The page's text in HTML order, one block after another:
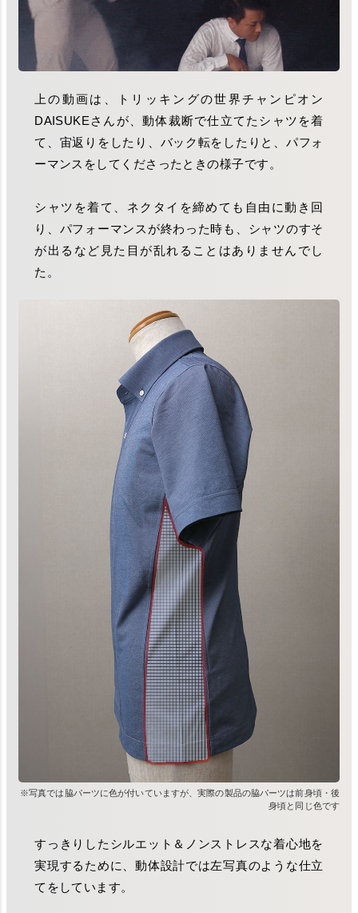
上の動画は、トリッキングの世界チャンピオン
DAISUKEさんが、動体裁断で仕立てたシャツを着
て、宙返りをしたり、バック転をしたりと、パフォ
ーマンスをしてくださったときの様子です。
シャツを着て、ネクタイを締めても自由に動き回
り、パフォーマンスが終わった時も、シャツのすそ
が出るなど見た目が乱れることはありませんでし
た。
※写真では脇パーツに色が付いていますが、実際の製品の脇パーツは前身頃・後
身頃と同じ色です
すっきりしたシルエット＆ノンストレスな着心地を
実現するために、動体設計では左写真のような仕立
てをしています。